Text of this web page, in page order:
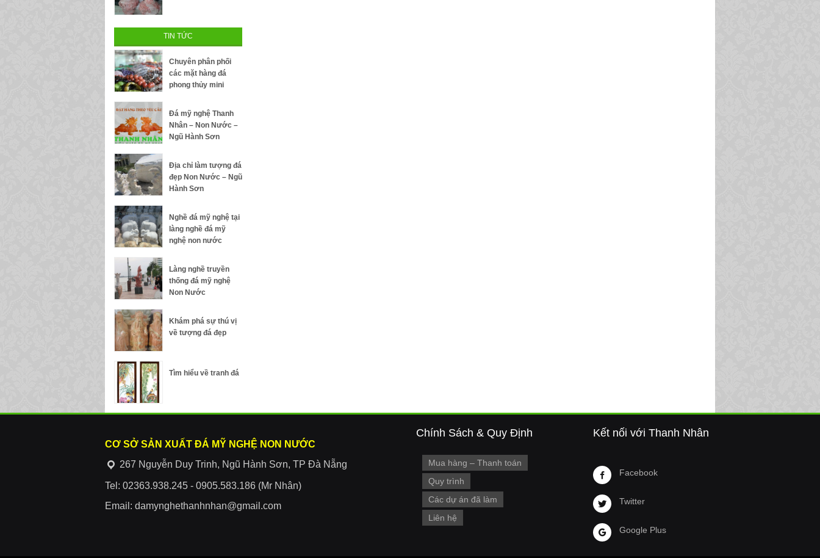
TIN TỨC
Chuyên phân phối
các mặt hàng đá
phong thủy mini
Đá mỹ nghệ Thanh
Nhân – Non Nước –
Ngũ Hành Sơn
Địa chỉ làm tượng đá
đẹp Non Nước – Ngũ
Hành Sơn
Nghề đá mỹ nghệ tại
làng nghề đá mỹ
nghệ non nước
Làng nghề truyền
thống đá mỹ nghệ
Non Nước
Khám phá sự thú vị
về tượng đá đẹp
Tìm hiểu về tranh đá
CƠ SỞ SẢN XUẤT ĐÁ MỸ NGHỆ NON NƯỚC
267 Nguyễn Duy Trinh, Ngũ Hành Sơn, TP Đà Nẵng
Tel: 02363.938.245 - 0905.583.186 (Mr Nhân)
Email: damynghethanhnhan@gmail.com
Chính Sách & Quy Định
Mua hàng – Thanh toán
Quy trình
Các dự án đã làm
Liên hệ
Kết nối với Thanh Nhân
Facebook
Twitter
Google Plus